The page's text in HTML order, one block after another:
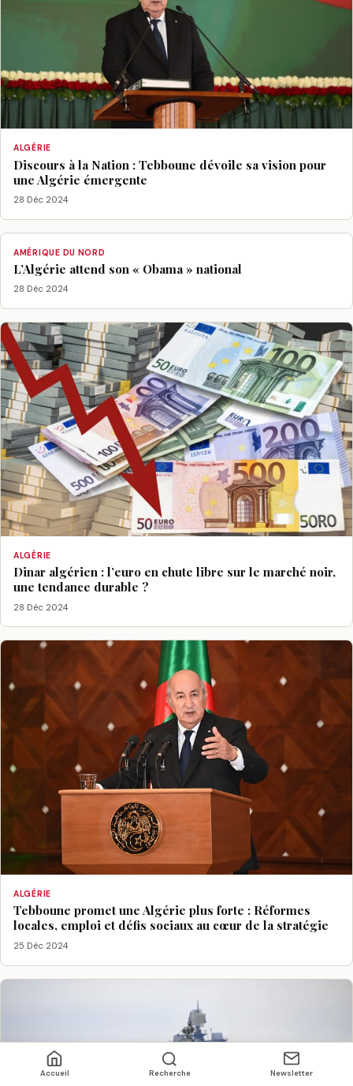
ALGÉRIE
Discours à la Nation : Tebboune dévoile sa vision pour
une Algérie émergente
28 Déc 2024
AMÉRIQUE DU NORD
L’Algérie attend son « Obama » national
28 Déc 2024
ALGÉRIE
Dinar algérien : l’euro en chute libre sur le marché noir,
une tendance durable ?
28 Déc 2024
ALGÉRIE
Tebboune promet une Algérie plus forte : Réformes
locales, emploi et défis sociaux au cœur de la stratégie
25 Déc 2024
Accueil Recherche Newsletter